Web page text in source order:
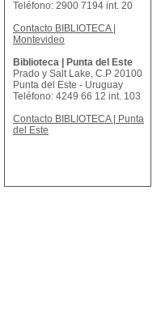
Teléfono: 2900 7194 int. 20
Contacto BIBLIOTECA |
Montevideo
Biblioteca | Punta del Este
Prado y Salt Lake, C.P 20100
Punta del Este - Uruguay
Teléfono: 4249 66 12 int. 103
Contacto BIBLIOTECA | Punta
del Este